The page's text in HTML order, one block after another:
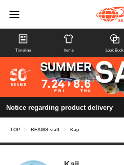
Timeline Items Look Book
Notice regarding product delivery
TOP > BEAMS staff > Kaji